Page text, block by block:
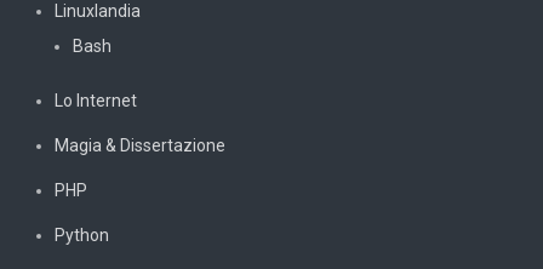
Linuxlandia
Bash
Lo Internet
Magia & Dissertazione
PHP
Python